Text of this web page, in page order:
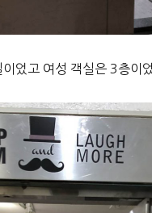
었고 여성 객실은 3층이